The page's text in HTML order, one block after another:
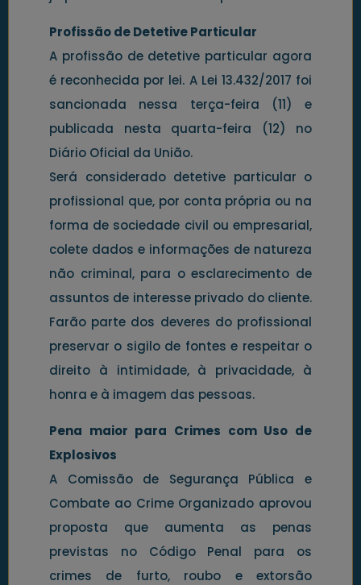
Profissão de Detetive Particular
A profissão de detetive particular agora
é reconhecida por lei. A Lei 13.432/2017 foi
sancionada nessa terça-feira (11) e
publicada nesta quarta-feira (12) no
Diário Oficial da União.
Será considerado detetive particular o
profissional que, por conta própria ou na
forma de sociedade civil ou empresarial,
colete dados e informações de natureza
não criminal, para o esclarecimento de
assuntos de interesse privado do cliente.
Farão parte dos deveres do profissional
preservar o sigilo de fontes e respeitar o
direito à intimidade, à privacidade, à
honra e à imagem das pessoas.
Pena maior para Crimes com Uso de
Explosivos
A Comissão de Segurança Pública e
Combate ao Crime Organizado aprovou
proposta que aumenta as penas
previstas no Código Penal para os
crimes de furto, roubo e extorsão